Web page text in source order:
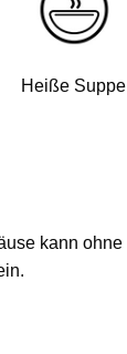
Heiße Suppe
kann ohne